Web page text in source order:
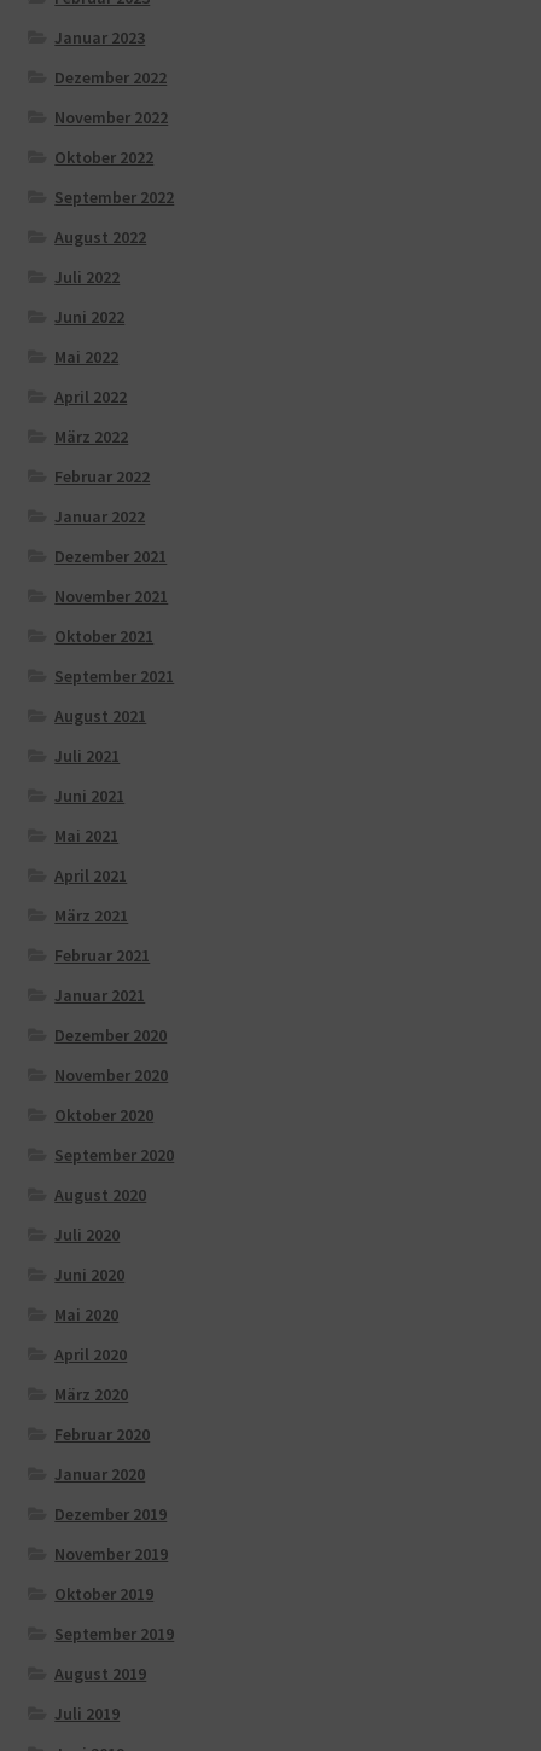
Januar 2023
Dezember 2022
November 2022
Oktober 2022
September 2022
August 2022
Juli 2022
Juni 2022
Mai 2022
April 2022
März 2022
Februar 2022
Januar 2022
Dezember 2021
November 2021
Oktober 2021
September 2021
August 2021
Juli 2021
Juni 2021
Mai 2021
April 2021
März 2021
Februar 2021
Januar 2021
Dezember 2020
November 2020
Oktober 2020
September 2020
August 2020
Juli 2020
Juni 2020
Mai 2020
April 2020
März 2020
Februar 2020
Januar 2020
Dezember 2019
November 2019
Oktober 2019
September 2019
August 2019
Juli 2019